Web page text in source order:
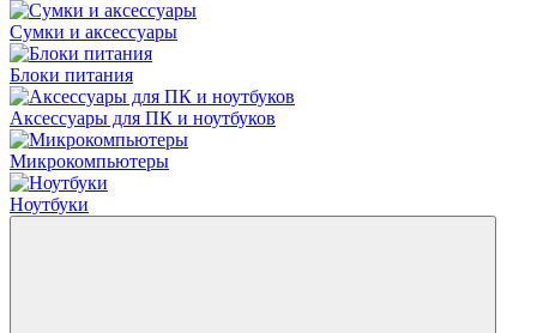
Сумки и аксессуары
Блоки питания
Аксессуары для ПК и ноутбуков
Микрокомпьютеры
Ноутбуки